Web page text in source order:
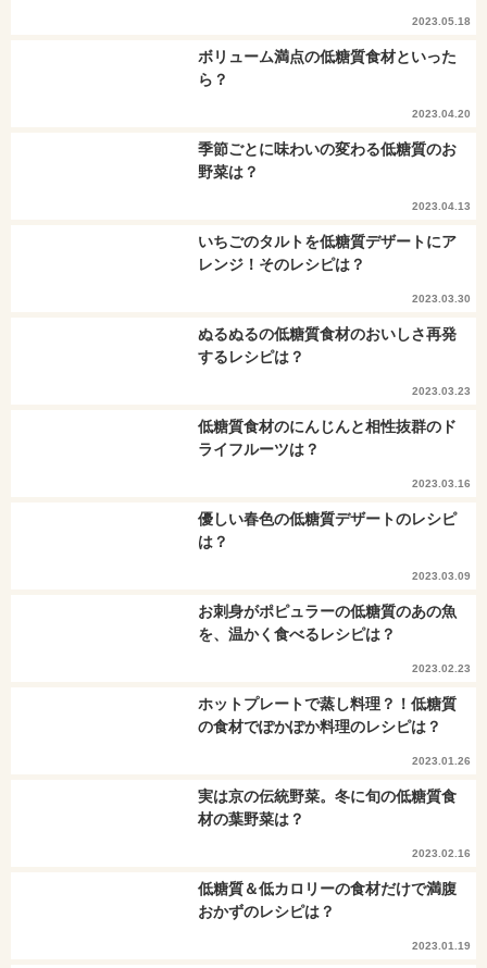
2023.05.18
ボリューム満点の低糖質食材といった
ら？
2023.04.20
季節ごとに味わいの変わる低糖質のお
野菜は？
2023.04.13
いちごのタルトを低糖質デザートにア
レンジ！そのレシピは？
2023.03.30
ぬるぬるの低糖質食材のおいしさ再発
するレシピは？
2023.03.23
低糖質食材のにんじんと相性抜群のド
ライフルーツは？
2023.03.16
優しい春色の低糖質デザートのレシピ
は？
2023.03.09
お刺身がポピュラーの低糖質のあの魚
を、温かく食べるレシピは？
2023.02.23
ホットプレートで蒸し料理？！低糖質
の食材でぽかぽか料理のレシピは？
2023.01.26
実は京の伝統野菜。冬に旬の低糖質食
材の葉野菜は？
2023.02.16
低糖質＆低カロリーの食材だけで満腹
おかずのレシピは？
2023.01.19